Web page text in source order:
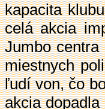
kapacita
celá akcia
Jumbo
miestnych
ľudí von, čo
akcia